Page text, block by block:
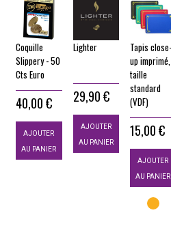
Coquille
Slippery - 50
Cts Euro
40,00 €
AJOUTER
AU PANIER
Lighter
29,90 €
AJOUTER
AU PANIER
Tapis close-
up imprimé,
taille
standard
(VDF)
15,00 €
AJOUTER
AU PANIER